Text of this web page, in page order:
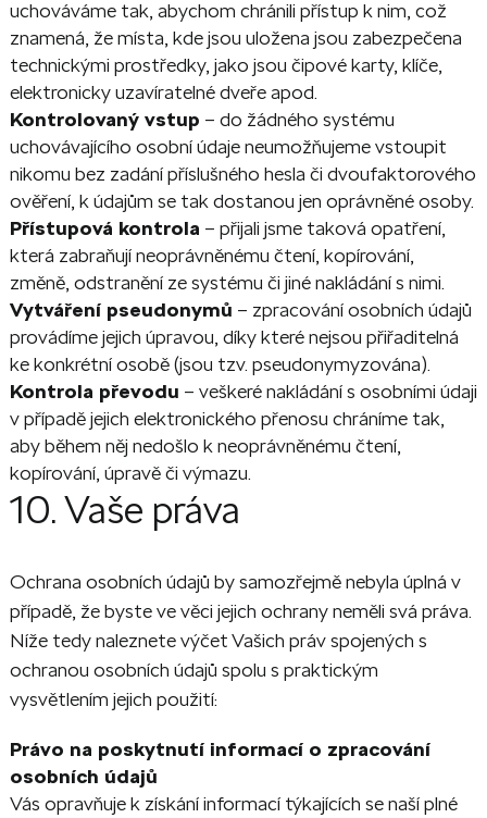
uchováváme tak, abychom chránili přístup k nim, což
znamená, že místa, kde jsou uložena jsou zabezpečena
technickými prostředky, jako jsou čipové karty, klíče,
elektronicky uzavíratelné dveře apod.
Kontrolovaný vstup – do žádného systému
uchovávajícího osobní údaje neumožňujeme vstoupit
nikomu bez zadání příslušného hesla či dvoufaktorového
ověření, k údajům se tak dostanou jen oprávněné osoby.
Přístupová kontrola – přijali jsme taková opatření,
která zabraňují neoprávněnému čtení, kopírování,
změně, odstranění ze systému či jiné nakládání s nimi.
Vytváření pseudonymů – zpracování osobních údajů
provádíme jejich úpravou, díky které nejsou přiřaditelná
ke konkrétní osobě (jsou tzv. pseudonymyzována).
Kontrola převodu – veškeré nakládání s osobními údaji
v případě jejich elektronického přenosu chráníme tak,
aby během něj nedošlo k neoprávněnému čtení,
kopírování, úpravě či výmazu.
10. Vaše práva
Ochrana osobních údajů by samozřejmě nebyla úplná v
případě, že byste ve věci jejich ochrany neměli svá práva.
Níže tedy naleznete výčet Vašich práv spojených s
ochranou osobních údajů spolu s praktickým
vysvětlením jejich použití:
Právo na poskytnutí informací o zpracování
osobních údajů
Vás opravňuje k získání informací týkajících se naší plné